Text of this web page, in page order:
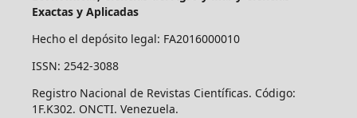
Exactas y Aplicadas
Hecho el depósito legal: FA2016000010
ISSN: 2542-3088
Registro Nacional de Revistas Científicas. Código:
1F.K302. ONCTI. Venezuela.